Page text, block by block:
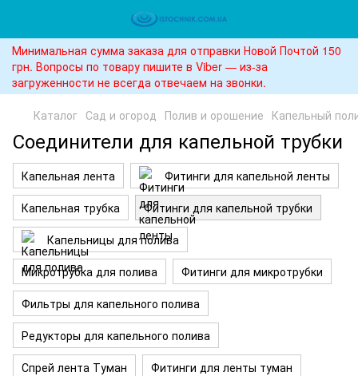
Минимальная сумма заказа для отправки Новой Почтой 150
грн. Вопросы по товару пишите в Viber — из-за
загруженности не всегда отвечаем на звонки.
Каталог Сад и огород Полив и орошение Капельный
Соединители для капельной трубки
Капельная лента
Фитинги для капельной ленты
Капельная трубка
Фитинги для капельной трубки
Капельницы для полива
Микротрубка для полива
Фитинги для микротрубки
Фильтры для капельного полива
Редукторы для капельного полива
Спрей лента Туман
Фитинги для ленты туман